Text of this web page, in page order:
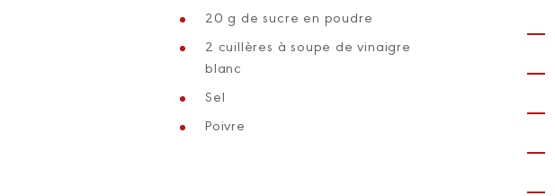
20 g de sucre en poudre
2 cuillères à soupe de vinaigre
blanc
Sel
Poivre